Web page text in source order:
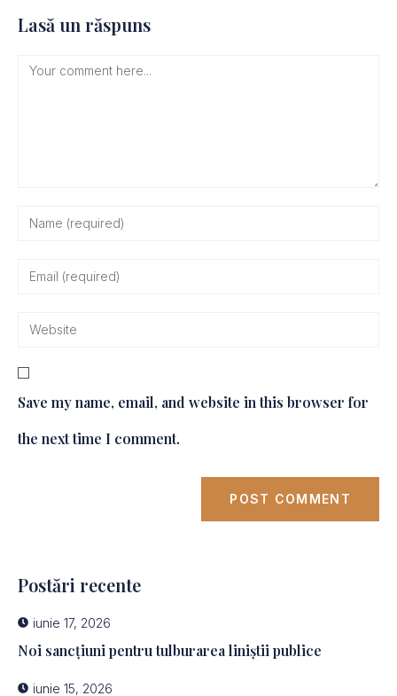
Lasă un răspuns
Save my name, email, and website in this browser for
the next time I comment.
Postări recente
iunie 17, 2026
Noi sancțiuni pentru tulburarea liniștii publice
iunie 15, 2026